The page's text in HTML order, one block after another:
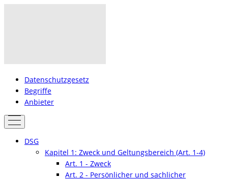
Datenschutzgesetz
Begriffe
Anbieter
DSG
Kapitel 1: Zweck und Geltungsbereich (Art. 1-4)
Art. 1 - Zweck
Art. 2 - Persönlicher und sachlicher